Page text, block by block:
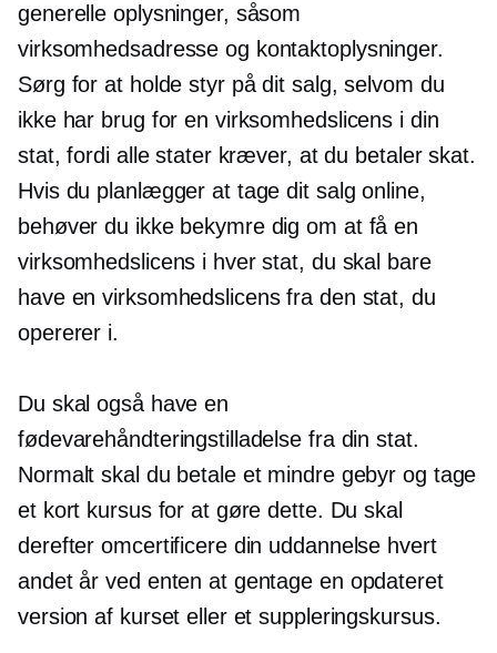
generelle oplysninger, såsom
virksomhedsadresse og kontaktoplysninger.
Sørg for at holde styr på dit salg, selvom du
ikke har brug for en virksomhedslicens i din
stat, fordi alle stater kræver, at du betaler skat.
Hvis du planlægger at tage dit salg online,
behøver du ikke bekymre dig om at få en
virksomhedslicens i hver stat, du skal bare
have en virksomhedslicens fra den stat, du
opererer i.
Du skal også have en
fødevarehåndteringstilladelse fra din stat.
Normalt skal du betale et mindre gebyr og tage
et kort kursus for at gøre dette. Du skal
derefter omcertificere din uddannelse hvert
andet år ved enten at gentage en opdateret
version af kurset eller et suppleringskursus.